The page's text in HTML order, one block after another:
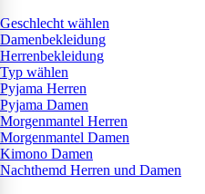
Geschlecht wählen
Damenbekleidung
Herrenbekleidung
Typ wählen
Pyjama Herren
Pyjama Damen
Morgenmantel Herren
Morgenmantel Damen
Kimono Damen
Nachthemd Herren und Damen